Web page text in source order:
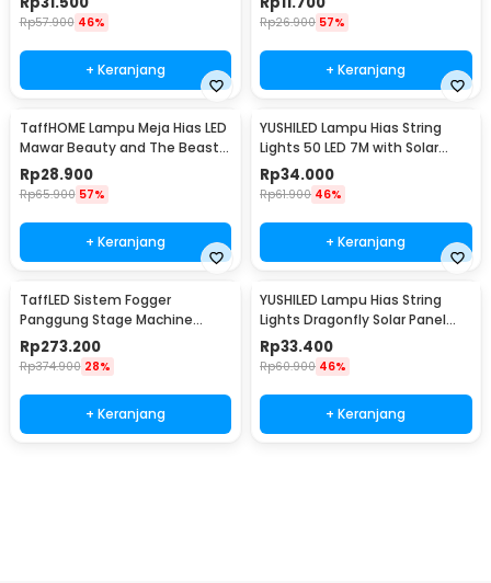
Rp57.900 46%
+ Keranjang
Rp26.900 57%
+ Keranjang
TaffHOME Lampu Meja Hias LED
Mawar Beauty and The Beast
Warm White - AC01
Rp28.900
Rp65.900 57%
+ Keranjang
YUSHILED Lampu Hias String
Lights 50 LED 7M with Solar
Panel - M072
Rp34.000
Rp61.900 46%
+ Keranjang
TaffLED Sistem Fogger
Panggung Stage Machine
Ejector with RGB LED - KY-
LED500
Rp273.200
Rp374.900 28%
+ Keranjang
YUSHILED Lampu Hias String
Lights Dragonfly Solar Panel
IP65 8 Modes 20 LED - M088
Rp33.400
Rp60.900 46%
+ Keranjang